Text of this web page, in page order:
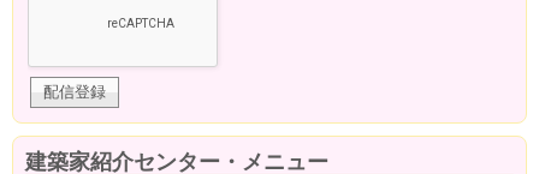
建築家紹介センター・メニュー